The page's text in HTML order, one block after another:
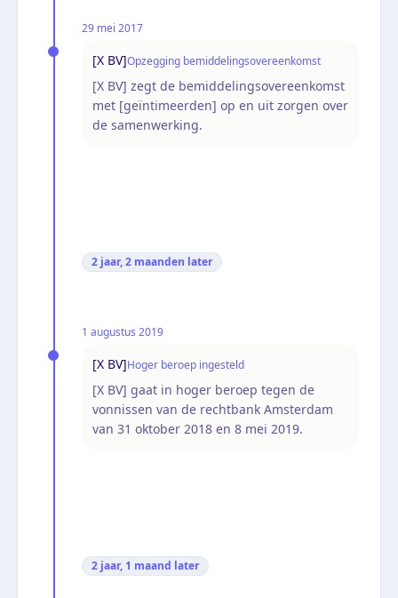
29 mei 2017
[X BV]Opzegging bemiddelingsovereenkomst
[X BV] zegt de bemiddelingsovereenkomst
met [geïntimeerden] op en uit zorgen over
de samenwerking.
2 jaar, 2 maanden later
1 augustus 2019
[X BV]Hoger beroep ingesteld
[X BV] gaat in hoger beroep tegen de
vonnissen van de rechtbank Amsterdam
van 31 oktober 2018 en 8 mei 2019.
2 jaar, 1 maand later